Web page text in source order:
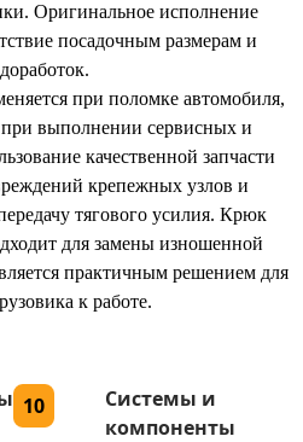
Оригинальное исполнение
посадочным размерам и
при поломке автомобиля,
при выполнении сервисных и
качественной запчасти
крепежных узлов и
тягового усилия. Крюк
для замены изношенной
практичным решением для
к работе.
10
Системы и
компоненты